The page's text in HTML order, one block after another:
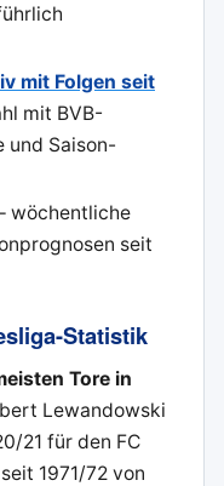
mit Folgen seit
mit BVB-
und Saison-
wöchentliche
seit
Statistik
Tore in
Lewandowski
21 für den FC
1971/72 von